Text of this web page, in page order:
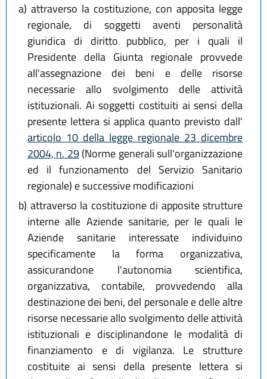
a) attraverso la costituzione, con apposita legge
regionale, di soggetti aventi personalità
giuridica di diritto pubblico, per i quali il
Presidente della Giunta regionale provvede
all'assegnazione dei beni e delle risorse
necessarie allo svolgimento delle attività
istituzionali. Ai soggetti costituiti ai sensi della
presente lettera si applica quanto previsto dall'
articolo 10 della legge regionale 23 dicembre
2004, n. 29(Norme generali sull'organizzazione
ed il funzionamento del Servizio Sanitario
regionale) e successive modificazioni
b) attraverso la costituzione di apposite strutture
interne alle Aziende sanitarie, per le quali le
Aziende sanitarie interessate individuino
specificamente la forma organizzativa,
assicurandone l'autonomia scientifica,
organizzativa, contabile, provvedendo alla
destinazione dei beni, del personale e delle altre
risorse necessarie allo svolgimento delle attività
istituzionali e disciplinandone le modalità di
finanziamento e di vigilanza. Le strutture
costituite ai sensi della presente lettera si